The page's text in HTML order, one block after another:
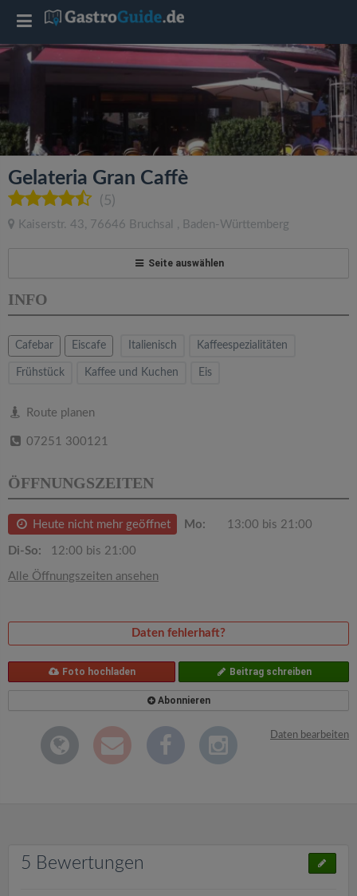
Gelateria Gran Caffè
(5)
Kaiserstr. 43, 76646 Bruchsal , Baden-Württemberg
Seite auswählen
INFO
Cafebar Eiscafe Italienisch Kaffeespezialitäten
Frühstück Kaffee und Kuchen Eis
Route planen
07251 300121
ÖFFNUNGSZEITEN
Heute nicht mehr geöffnet Mo: 13:00 bis 21:00
Di-So: 12:00 bis 21:00
Alle Öffnungszeiten ansehen
Daten fehlerhaft?
Foto hochladen Beitrag schreiben
Abonnieren
Daten bearbeiten
5 Bewertungen
T
o
g
l
e
a
v
g
a
t
i